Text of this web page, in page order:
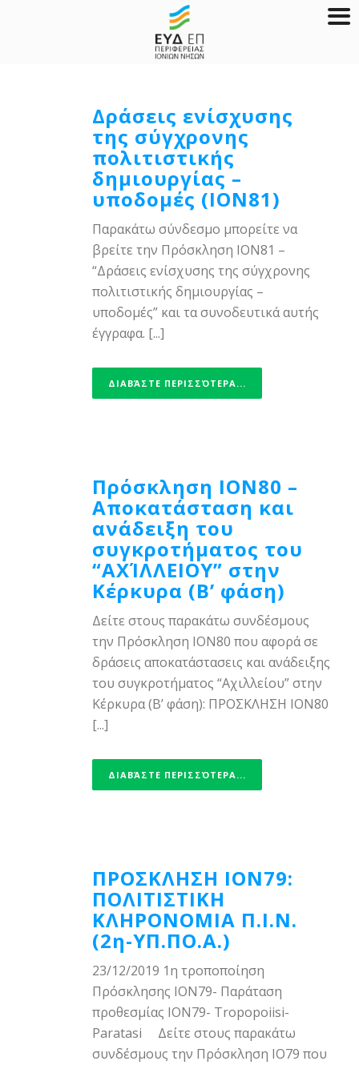
Δράσεις ενίσχυσης
της σύγχρονης
πολιτιστικής
δημιουργίας –
υποδομές (ΙΟΝ81)
Παρακάτω σύνδεσμο μπορείτε να
βρείτε την Πρόσκληση ΙΟΝ81 –
“Δράσεις ενίσχυσης της σύγχρονης
πολιτιστικής δημιουργίας –
υποδομές” και τα συνοδευτικά αυτής
έγγραφα. [...]
ΔΙΑΒΆΣΤΕ ΠΕΡΙΣΣΌΤΕΡΑ...
Πρόσκληση ΙΟΝ80 –
Αποκατάσταση και
ανάδειξη του
συγκροτήματος του
“ΑΧΊΛΛΕΙΟΥ” στην
Κέρκυρα (Β’ φάση)
Δείτε στους παρακάτω συνδέσμους
την Πρόσκληση ΙΟΝ80 που αφορά σε
δράσεις αποκατάστασεις και ανάδειξης
του συγκροτήματος “Αχιλλείου” στην
Κέρκυρα (Β’ φάση): ΠΡΟΣΚΛΗΣΗ ΙΟΝ80
[...]
ΔΙΑΒΆΣΤΕ ΠΕΡΙΣΣΌΤΕΡΑ...
ΠΡΟΣΚΛΗΣΗ ΙΟΝ79:
ΠΟΛΙΤΙΣΤΙΚΗ
ΚΛΗΡΟΝΟΜΙΑ Π.Ι.Ν.
(2η-ΥΠ.ΠΟ.Α.)
23/12/2019 1η τροποποίηση
Πρόσκλησης ΙΟΝ79- Παράταση
προθεσμίας ION79- Tropopoiisi-
Paratasi Δείτε στους παρακάτω
συνδέσμους την Πρόσκληση ΙΟ79 που